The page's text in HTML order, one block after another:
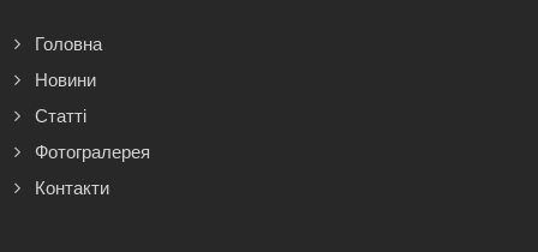
Головна
Новини
Статті
Фотогралерея
Контакти